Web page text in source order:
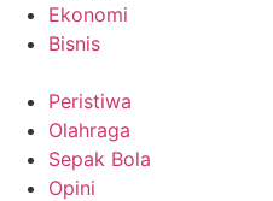
Ekonomi
Bisnis
Peristiwa
Olahraga
Sepak Bola
Opini